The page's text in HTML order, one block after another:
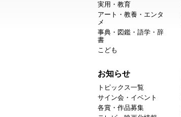
実用・教育
アート・教養・エンタ
メ
事典・図鑑・語学・辞
書
こども
お知らせ
トピックス一覧
サイン会・イベント
各賞・作品募集